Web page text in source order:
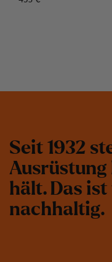
Seit 1932 st
Ausrüstung
hält. Das ist
nachhaltig.